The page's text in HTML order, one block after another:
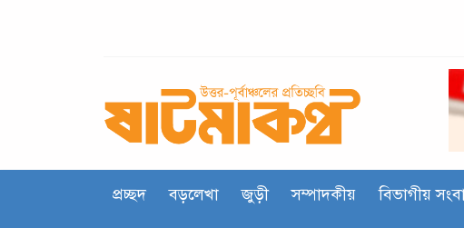
প্রচ্ছদ বড়লেখা জুড়ী সম্পাদকীয় বিভাগীয়